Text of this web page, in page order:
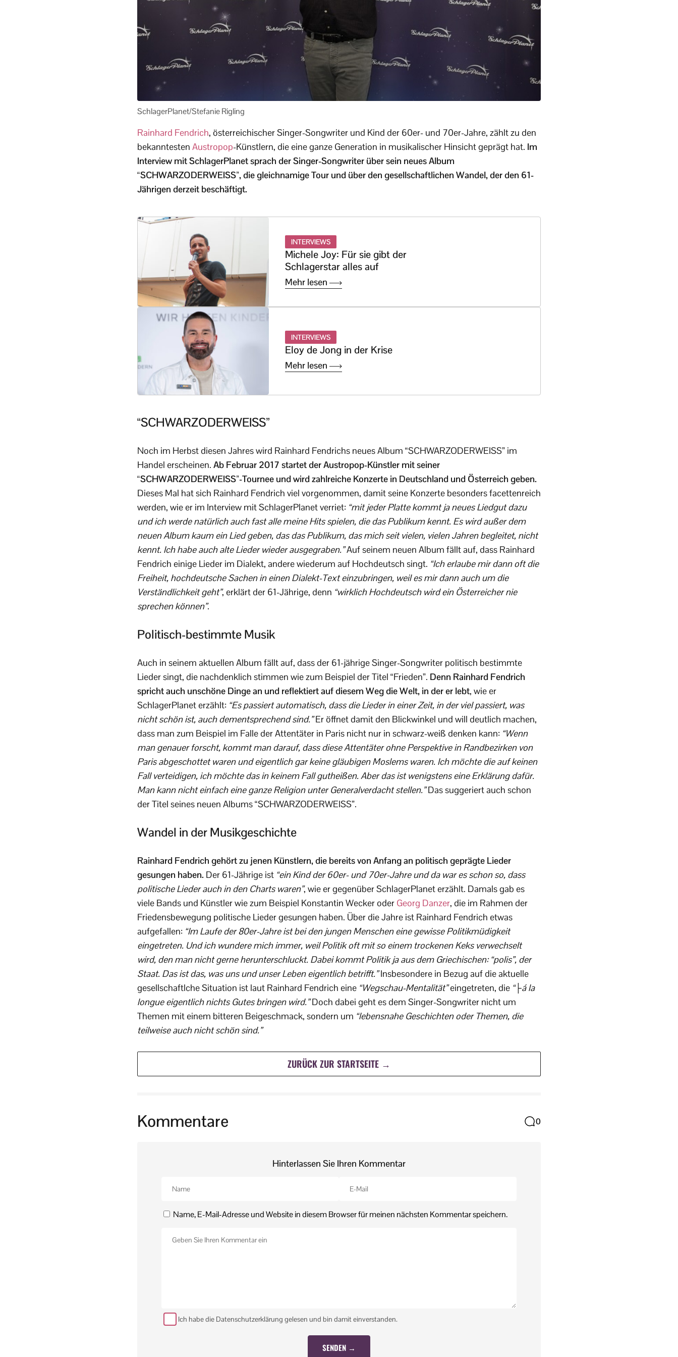
SchlagerPlanet/Stefanie Rigling
Rainhard Fendrich, österreichischer Singer-Songwriter und Kind der 60er- und 70er-Jahre, zählt zu den
bekanntesten Austropop-Künstlern, die eine ganze Generation in musikalischer Hinsicht geprägt hat. Im
Interview mit SchlagerPlanet sprach der Singer-Songwriter über sein neues Album
“SCHWARZODERWEISS”, die gleichnamige Tour und über den gesellschaftlichen Wandel, der den 61-
Jährigen derzeit beschäftigt.
INTERVIEWS
Michele Joy: Für sie gibt der
Schlagerstar alles auf
Mehr lesen
INTERVIEWS
Eloy de Jong in der Krise
Mehr lesen
“SCHWARZODERWEISS”
Noch im Herbst diesen Jahres wird Rainhard Fendrichs neues Album “SCHWARZODERWEISS” im
Handel erscheinen. Ab Februar 2017 startet der Austropop-Künstler mit seiner
“SCHWARZODERWEISS”-Tournee und wird zahlreiche Konzerte in Deutschland und Österreich geben.
Dieses Mal hat sich Rainhard Fendrich viel vorgenommen, damit seine Konzerte besonders facettenreich
werden, wie er im Interview mit SchlagerPlanet verriet: “mit jeder Platte kommt ja neues Liedgut dazu
und ich werde natürlich auch fast alle meine Hits spielen, die das Publikum kennt. Es wird außer dem
neuen Album kaum ein Lied geben, das das Publikum, das mich seit vielen, vielen Jahren begleitet, nicht
kennt. Ich habe auch alte Lieder wieder ausgegraben.”Auf seinem neuen Album fällt auf, dass Rainhard
Fendrich einige Lieder im Dialekt, andere wiederum auf Hochdeutsch singt. “Ich erlaube mir dann oft die
Freiheit, hochdeutsche Sachen in einen Dialekt-Text einzubringen, weil es mir dann auch um die
Verständlichkeit geht”, erklärt der 61-Jährige, denn “wirklich Hochdeutsch wird ein Österreicher nie
sprechen können”.
Politisch-bestimmte Musik
Auch in seinem aktuellen Album fällt auf, dass der 61-jährige Singer-Songwriter politisch bestimmte
Lieder singt, die nachdenklich stimmen wie zum Beispiel der Titel “Frieden”. Denn Rainhard Fendrich
spricht auch unschöne Dinge an und reflektiert auf diesem Weg die Welt, in der er lebt, wie er
SchlagerPlanet erzählt: “Es passiert automatisch, dass die Lieder in einer Zeit, in der viel passiert, was
nicht schön ist, auch dementsprechend sind.”Er öffnet damit den Blickwinkel und will deutlich machen,
dass man zum Beispiel im Falle der Attentäter in Paris nicht nur in schwarz-weiß denken kann: “Wenn
man genauer forscht, kommt man darauf, dass diese Attentäter ohne Perspektive in Randbezirken von
Paris abgeschottet waren und eigentlich gar keine gläubigen Moslems waren. Ich möchte die auf keinen
Fall verteidigen, ich möchte das in keinem Fall gutheißen. Aber das ist wenigstens eine Erklärung dafür.
Man kann nicht einfach eine ganze Religion unter Generalverdacht stellen.”Das suggeriert auch schon
der Titel seines neuen Albums “SCHWARZODERWEISS”.
Wandel in der Musikgeschichte
Rainhard Fendrich gehört zu jenen Künstlern, die bereits von Anfang an politisch geprägte Lieder
gesungen haben. Der 61-Jährige ist “ein Kind der 60er- und 70er-Jahre und da war es schon so, dass
politische Lieder auch in den Charts waren”, wie er gegenüber SchlagerPlanet erzählt. Damals gab es
viele Bands und Künstler wie zum Beispiel Konstantin Wecker oder Georg Danzer, die im Rahmen der
Friedensbewegung politische Lieder gesungen haben. Über die Jahre ist Rainhard Fendrich etwas
aufgefallen: “Im Laufe der 80er-Jahre ist bei den jungen Menschen eine gewisse Politikmüdigkeit
eingetreten. Und ich wundere mich immer, weil Politik oft mit so einem trockenen Keks verwechselt
wird, den man nicht gerne herunterschluckt. Dabei kommt Politik ja aus dem Griechischen: “polis”, der
Staat. Das ist das, was uns und unser Leben eigentlich betrifft.”Insbesondere in Bezug auf die aktuelle
gesellschaftlche Situation ist laut Rainhard Fendrich eine “Wegschau-Mentalität”eingetreten, die “├á la
longue eigentlich nichts Gutes bringen wird.”Doch dabei geht es dem Singer-Songwriter nicht um
Themen mit einem bitteren Beigeschmack, sondern um “lebensnahe Geschichten oder Themen, die
teilweise auch nicht schön sind.”
ZURÜCK ZUR STARTSEITE →
Kommentare 0
Hinterlassen Sie Ihren Kommentar
Name, E-Mail-Adresse und Website in diesem Browser für meinen nächsten Kommentar speichern.
Ich habe die Datenschutzerklärung gelesen und bin damit einverstanden.